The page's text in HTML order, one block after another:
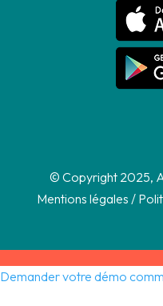
© Copyright 2025,
Mentions légales /
Demander votre démo